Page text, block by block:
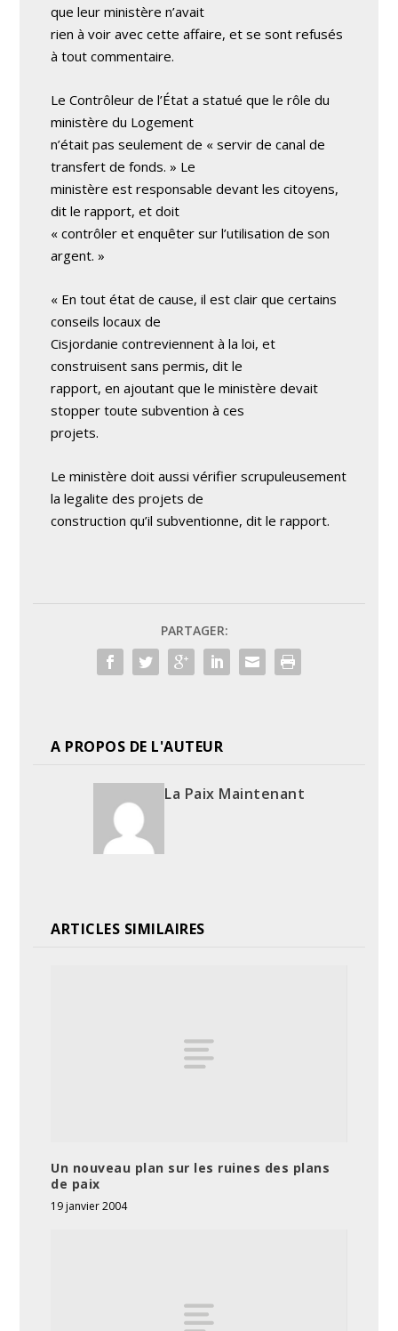
que leur ministère n’avait
rien à voir avec cette affaire, et se sont refusés
à tout commentaire.
Le Contrôleur de l’État a statué que le rôle du
ministère du Logement
n’était pas seulement de « servir de canal de
transfert de fonds. » Le
ministère est responsable devant les citoyens,
dit le rapport, et doit
« contrôler et enquêter sur l’utilisation de son
argent. »
« En tout état de cause, il est clair que certains
conseils locaux de
Cisjordanie contreviennent à la loi, et
construisent sans permis, dit le
rapport, en ajoutant que le ministère devait
stopper toute subvention à ces
projets.
Le ministère doit aussi vérifier scrupuleusement
la legalite des projets de
construction qu’il subventionne, dit le rapport.
PARTAGER:
A PROPOS DE L'AUTEUR
La Paix Maintenant
ARTICLES SIMILAIRES
Un nouveau plan sur les ruines des plans
de paix
19 janvier 2004